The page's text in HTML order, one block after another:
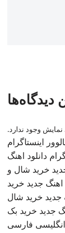
دیدگاه‌ها
نمایش وجود ندارد.
اینستاگرام
دانلود اهنگ
خرید شال و
اهنگ جدید خرید
جدید خرید شال
جدید خرید بک
فارسی